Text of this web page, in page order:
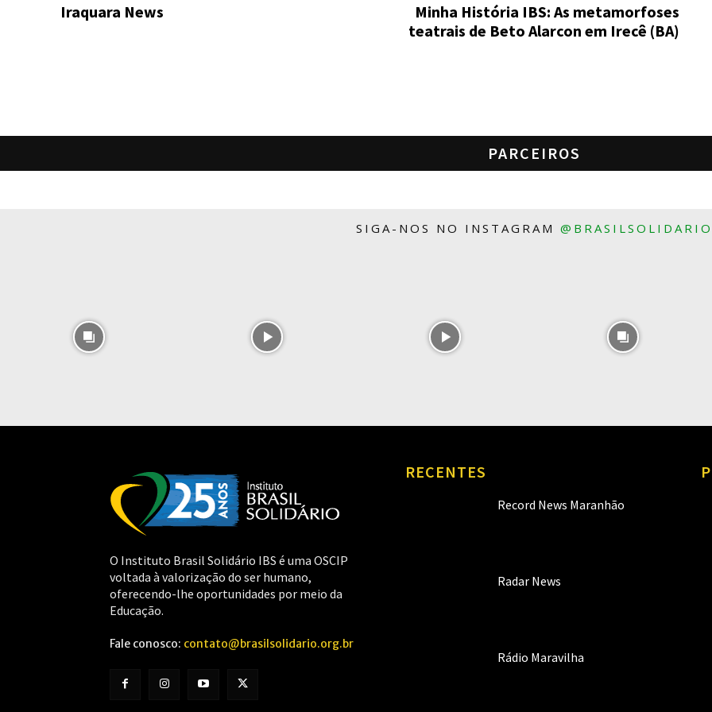
Iraquara News
Minha História IBS: As metamorfoses
teatrais de Beto Alarcon em Irecê (BA)
PARCEIROS
SIGA-NOS NO INSTAGRAM @BRASILSOLIDARIO
O Instituto Brasil Solidário IBS é uma OSCIP
voltada à valorização do ser humano,
oferecendo-lhe oportunidades por meio da
Educação.
Fale conosco: contato@brasilsolidario.org.br
RECENTES
Record News Maranhão
Radar News
Rádio Maravilha